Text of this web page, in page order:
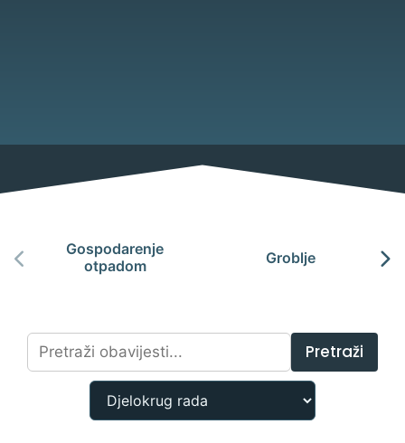
Gospodarenje
otpadom
Groblje
Pretraži